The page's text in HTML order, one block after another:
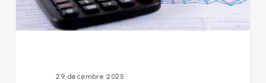
de
promettre
sans
29 décembre 2025